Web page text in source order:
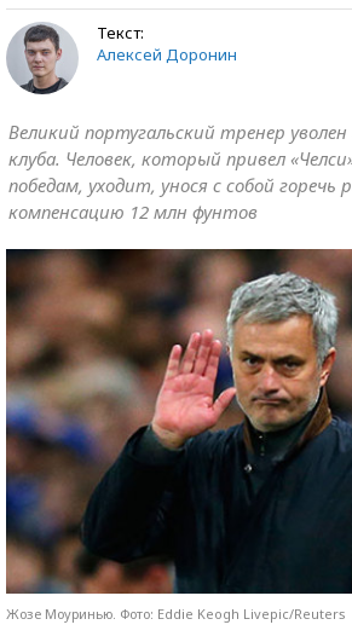
Текст:
Алексей Доронин
Великий португальский тренер уволен
клуба. Человек, который привел
победам, уходит, унося с собой горечь
компенсацию 12 млн фунтов
Жозе Моуринью. Фото: Eddie Keogh Livepic/Reuters